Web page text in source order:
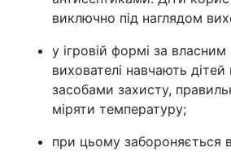
виключно під наглядом
у ігровій формі за
вихователі навчають
засобами захисту,
міряти температуру;
при цьому забороняється